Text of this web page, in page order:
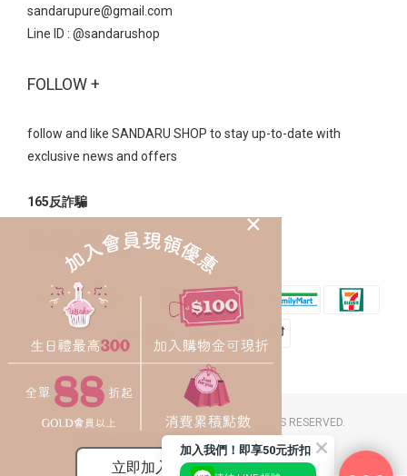
sandarupure@gmail.com
Line ID : @sandarushop
FOLLOW +
follow and like SANDARU SHOP to stay up-to-date with
exclusive news and offers
165反詐騙
2023 © SANDARU SHOP CO. LTD. ALL RIGHTS RESERVED.
豐裕草莓鞋店 / 統一編號：26058174
加入我們！即享50元折扣